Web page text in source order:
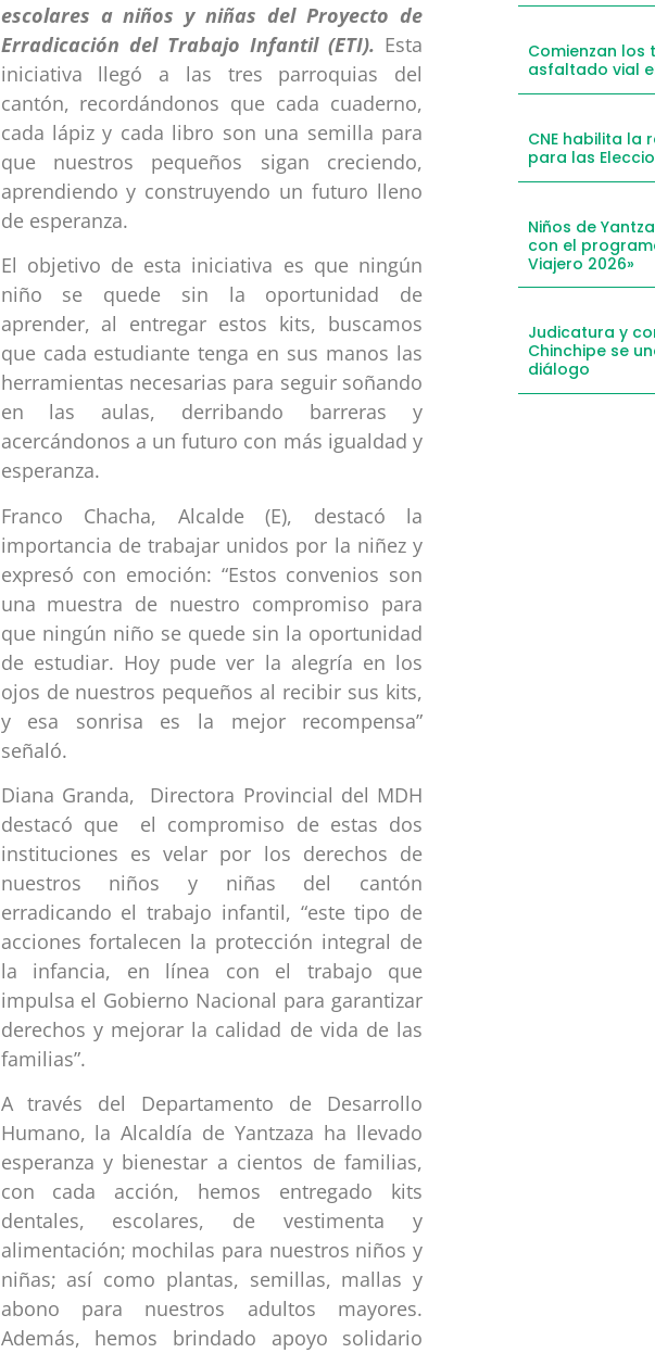
escolares a niños y niñas del Proyecto de
Erradicación del Trabajo Infantil (ETI). Esta
iniciativa llegó a las tres parroquias del
cantón, recordándonos que cada cuaderno,
cada lápiz y cada libro son una semilla para
que nuestros pequeños sigan creciendo,
aprendiendo y construyendo un futuro lleno
de esperanza.
El objetivo de esta iniciativa es que ningún
niño se quede sin la oportunidad de
aprender, al entregar estos kits, buscamos
que cada estudiante tenga en sus manos las
herramientas necesarias para seguir soñando
en las aulas, derribando barreras y
acercándonos a un futuro con más igualdad y
esperanza.
Franco Chacha, Alcalde (E), destacó la
importancia de trabajar unidos por la niñez y
expresó con emoción: “Estos convenios son
una muestra de nuestro compromiso para
que ningún niño se quede sin la oportunidad
de estudiar. Hoy pude ver la alegría en los
ojos de nuestros pequeños al recibir sus kits,
y esa sonrisa es la mejor recompensa”
señaló.
Diana Granda, Directora Provincial del MDH
destacó que el compromiso de estas dos
instituciones es velar por los derechos de
nuestros niños y niñas del cantón
erradicando el trabajo infantil, “este tipo de
acciones fortalecen la protección integral de
la infancia, en línea con el trabajo que
impulsa el Gobierno Nacional para garantizar
derechos y mejorar la calidad de vida de las
familias”.
A través del Departamento de Desarrollo
Humano, la Alcaldía de Yantzaza ha llevado
esperanza y bienestar a cientos de familias,
con cada acción, hemos entregado kits
dentales, escolares, de vestimenta y
alimentación; mochilas para nuestros niños y
niñas; así como plantas, semillas, mallas y
abono para nuestros adultos mayores.
Además, hemos brindado apoyo solidario
Comienzan los
asfaltado vial
CNE habilita la
para las
Niños de
con el
Viajero 2026»
Judicatura y
Chinchipe se
diálogo